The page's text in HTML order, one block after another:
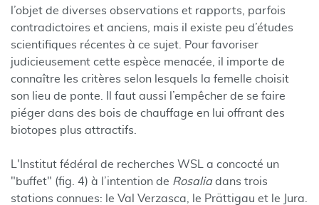
l’objet de diverses observations et rapports, parfois
contradictoires et anciens, mais il existe peu d’études
scientifiques récentes à ce sujet. Pour favoriser
judicieusement cette espèce menacée, il importe de
connaître les critères selon lesquels la femelle choisit
son lieu de ponte. Il faut aussi l’empêcher de se faire
piéger dans des bois de chauffage en lui offrant des
biotopes plus attractifs.
L'Institut fédéral de recherches WSL a concocté un
"buffet" (fig. 4) à l’intention de Rosaliadans trois
stations connues: le Val Verzasca, le Prättigau et le Jura.